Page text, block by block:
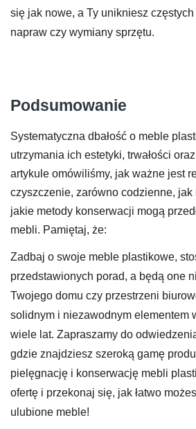
się jak nowe, a Ty unikniesz
napraw czy wymiany sprzętu.
Podsumowanie
Systematyczna dbałość o meble
utrzymania ich estetyki, trwałości
artykule omówiliśmy, jak ważne jest
czyszczenie, zarówno codzienne, jak
jakie metody konserwacji mogą
mebli. Pamiętaj, że:
Zadbaj o swoje meble plastikowe,
przedstawionych porad, a będą one
Twojego domu czy przestrzeni
solidnym i niezawodnym elementem
wiele lat. Zapraszamy do
gdzie znajdziesz szeroką gamę
pielęgnację i konserwację mebli
ofertę i przekonaj się, jak łatwo
ulubione meble!